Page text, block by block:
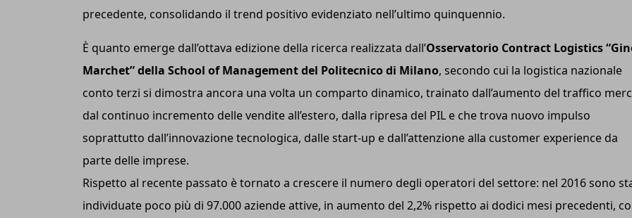
precedente, consolidando il trend positivo evidenziato nell’ultimo quinquennio.
È quanto emerge dall’ottava edizione della ricerca realizzata dall’Osservatorio Contract Logistics
Marchet” della School of Management del Politecnico di Milano, secondo cui la logistica nazionale
conto terzi si dimostra ancora una volta un comparto dinamico, trainato dall’aumento del traffico
dal continuo incremento delle vendite all’estero, dalla ripresa del PIL e che trova nuovo impulso
soprattutto dall’innovazione tecnologica, dalle start-up e dall’attenzione alla customer experience da
parte delle imprese.
Rispetto al recente passato è tornato a crescere il numero degli operatori del settore: nel 2016 sono
individuate poco più di 97.000 aziende attive, in aumento del 2,2% rispetto ai dodici mesi precedenti,